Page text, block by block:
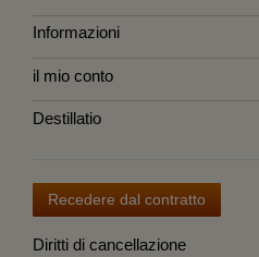
Informazioni
il mio conto
Destillatio
Recedere dal contratto
Diritti di cancellazione